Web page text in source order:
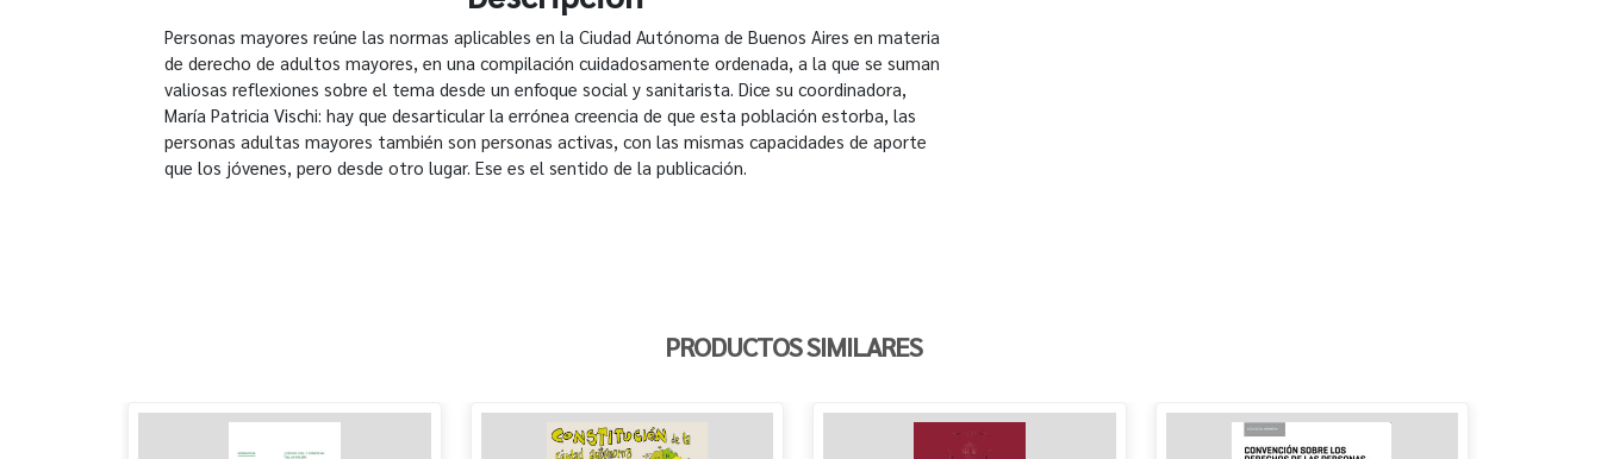
Personas mayores reúne las normas aplicables en la Ciudad Autónoma de Buenos Aires en materia
de derecho de adultos mayores, en una compilación cuidadosamente ordenada, a la que se suman
valiosas reflexiones sobre el tema desde un enfoque social y sanitarista. Dice su coordinadora,
María Patricia Vischi: hay que desarticular la errónea creencia de que esta población estorba, las
personas adultas mayores también son personas activas, con las mismas capacidades de aporte
que los jóvenes, pero desde otro lugar. Ese es el sentido de la publicación.
PRODUCTOS SIMILARES